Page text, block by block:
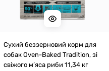
Сухий беззерновий корм для
собак Oven-Baked Tradition, зі
свіжого м’яса риби 11,34 кг